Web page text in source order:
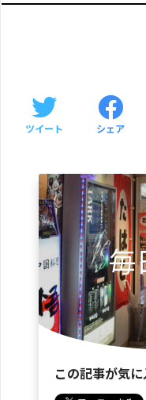
ツイート シェア
毎
この記事が気